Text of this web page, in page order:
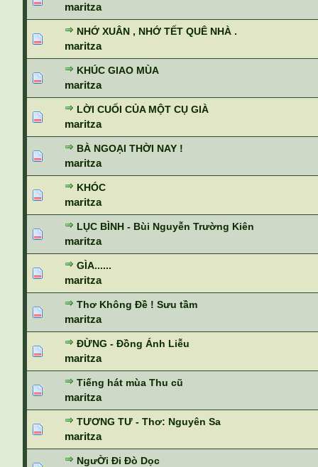
maritza
NHỚ XUÂN , NHỚ TẾT QUÊ NHÀ .
maritza
KHÚC GIAO MÙA
maritza
LỜI CUỐI CỦA MỘT CỤ GIÀ
maritza
BÀ NGOẠI THỜI NAY !
maritza
KHÓC
maritza
LỤC BÌNH - Bùi Nguyễn Trường Kiên
maritza
GÌA......
maritza
Thơ Không Đề ! Sưu tầm
maritza
ĐỪNG - Đồng Ánh Liễu
maritza
Tiếng hát mùa Thu cũ
maritza
TƯƠNG TƯ - Thơ: Nguyên Sa
maritza
NgưỜi Đi Đò Dọc